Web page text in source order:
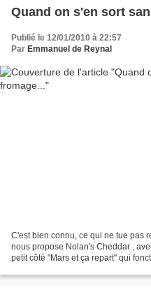
Quand on s'en sort
Publié le 12/01/2010 à 22:57
Par Emmanuel de Reynal
C'est bien connu, ce qui ne tue pas
nous propose Nolan's Cheddar ,
petit côté "Mars et ça repart" qui